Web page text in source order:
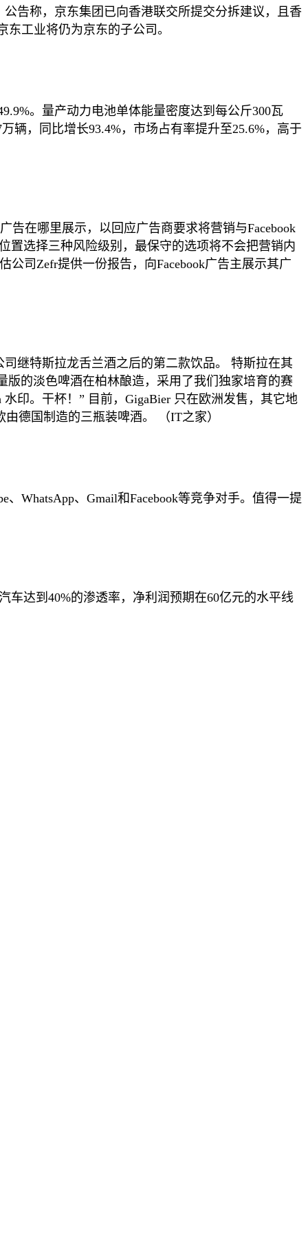
告称，京东集团已向香港联交所提交分拆建议，且香
工业将仍为京东的子公司。
。量产动力电池单体能量密度达到每公斤300瓦
辆，同比增长93.4%，市场占有率提升至25.6%，高于
告在哪里展示，以回应广告商要求将营销与Facebook
置选择三种风险级别，最保守的选项将不会把营销内
司Zefr提供一份报告，向Facebook广告主展示其广
继特斯拉龙舌兰酒之后的第二款饮品。 特斯拉在其
版的淡色啤酒在柏林酿造，采用了我们独家培育的赛
印。干杯！” 目前，GigaBier 只在欧洲发售，其它地
德国制造的三瓶装啤酒。 （IT之家）
WhatsApp、Gmail和Facebook等竞争对手。值得一提
车达到40%的渗透率，净利润预期在60亿元的水平线